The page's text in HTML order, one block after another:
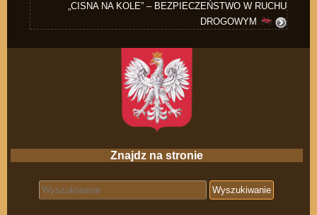
„CISNA NA KOLE” – BEZPIECZEŃSTWO W RUCHU
DROGOWYM
Znajdz na stronie
Search for: